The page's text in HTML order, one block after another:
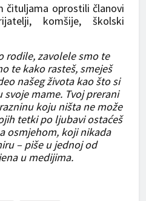
čituljama oprostili članovi
komšije, školski
rodile, zavolele smo te
te kako rasteš, smeješ
našeg života kao što si
mame. Tvoj prerani
koju ništa ne može
tetki po ljubavi ostaćeš
osmjehom, koji nikada
– piše u jednoj od
u medijima.